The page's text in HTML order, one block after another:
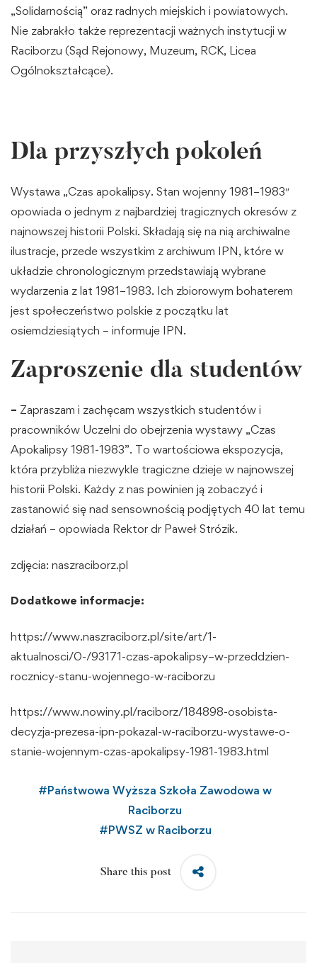
„Solidarnością” oraz radnych miejskich i powiatowych.
Nie zabrakło także reprezentacji ważnych instytucji w
Raciborzu (Sąd Rejonowy, Muzeum, RCK, Licea
Ogólnokształcące).
Dla przyszłych pokoleń
Wystawa „Czas apokalipsy. Stan wojenny 1981–1983″
opowiada o jednym z najbardziej tragicznych okresów z
najnowszej historii Polski. Składają się na nią archiwalne
ilustracje, przede wszystkim z archiwum IPN, które w
układzie chronologicznym przedstawiają wybrane
wydarzenia z lat 1981–1983. Ich zbiorowym bohaterem
jest społeczeństwo polskie z początku lat
osiemdziesiątych – informuje IPN.
Zaproszenie dla studentów
– Zapraszam i zachęcam wszystkich studentów i
pracowników Uczelni do obejrzenia wystawy „Czas
Apokalipsy 1981-1983”. To wartościowa ekspozycja,
która przybliża niezwykle tragiczne dzieje w najnowszej
historii Polski. Każdy z nas powinien ją zobaczyć i
zastanowić się nad sensownością podjętych 40 lat temu
działań – opowiada Rektor dr Paweł Strózik.
zdjęcia: naszraciborz.pl
Dodatkowe informacje:
https://www.naszraciborz.pl/site/art/1-
aktualnosci/0-/93171-czas-apokalipsy–w-przeddzien-
rocznicy-stanu-wojennego-w-raciborzu
https://www.nowiny.pl/raciborz/184898-osobista-
decyzja-prezesa-ipn-pokazal-w-raciborzu-wystawe-o-
stanie-wojennym-czas-apokalipsy-1981-1983.html
#Państwowa Wyższa Szkoła Zawodowa w
Raciborzu
#PWSZ w Raciborzu
Share this post